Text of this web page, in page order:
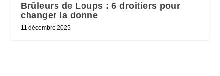
Brûleurs de Loups : 6 droitiers pour
changer la donne
11 décembre 2025